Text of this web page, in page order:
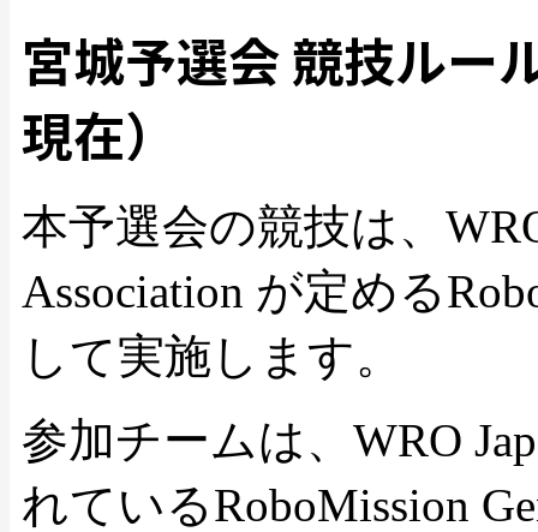
宮城予選会 競技ルー
現在）
本予選会の競技は、
Association が定める
して実施します。
参加チームは、WRO
れているRoboMission